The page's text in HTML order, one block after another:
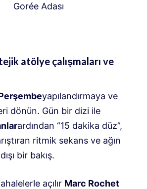
Gorée Adası
atölye çalışmaları ve
yapılandırmaya ve
dönün. Gün bir dizi ile
ardından “15 dakika düz”,
ritmik sekans ve ağın
bir bakış.
açılır Marc Rochet